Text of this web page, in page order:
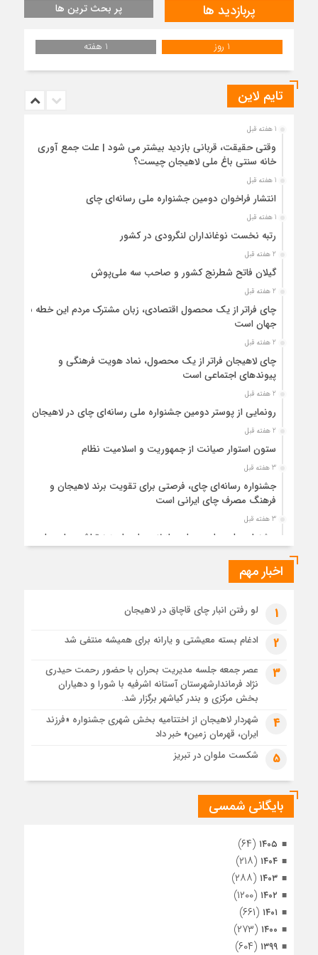
پربازدید ها پر بحث ترین ها
1 روز 1 هفته
تایم لاین
1 هفته قبل
وقتی حقیقت، قربانی بازدید بیشتر می شود | علت جمع آوری
خانه سنتی باغ ملی لاهیجان چیست؟
1 هفته قبل
انتشار فراخوان دومین جشنواره ملی رسانه‌ای چای
1 هفته قبل
رتبه نخست نوغانداران لنگرودی در کشور
2 هفته قبل
گیلان فاتح شطرنج کشور و صاحب سه ملی‌پوش
2 هفته قبل
چای فراتر از یک محصول اقتصادی، زبان مشترک مردم این خطه با
جهان است
2 هفته قبل
چای لاهیجان فراتر از یک محصول، نماد هویت فرهنگی و
پیوندهای اجتماعی است
2 هفته قبل
رونمایی از پوستر دومین جشنواره ملی رسانه‌ای چای در لاهیجان
2 هفته قبل
ستون استوار صیانت از جمهوریت و اسلامیت نظام
3 هفته قبل
جشنواره رسانه‌ای چای، فرصتی برای تقویت برند لاهیجان و
فرهنگ مصرف چای ایرانی است
3 هفته قبل
جشنواره ملی چای، حمایت از لاهیجان یا هزینه‌تراشی برای چای
3 هفته قبل
4 هفته قبل
رئوف
تصاویر هوایی مراسم تشییع پیکر مطهر آقای شهید ایران – مشهد
مراسم تشییع پیکر مطهر آقای شهید ایران – مشهد
تصاویری از تراکم جمعیت حاضر در میدان ثورهالعشرین نجف
اشرف
اخبار مهم
1 لو رفتن انبار چای قاچاق در لاهیجان
2 ادغام بسته معیشتی و یارانه برای همیشه منتفی شد
3
عصر جمعه جلسه مدیریت بحران با حضور رحمت حیدری
نژاد فرماندارشهرستان آستانه اشرفیه با شورا و دهیاران
بخش مرکزی و بندر کیاشهر برگزار شد.
4
شهردار لاهیجان از اختتامیه بخش شهری جشنواره «فرزند
ایران، قهرمان زمین» خبر داد
5 شکست ملوان در تبریز
بایگانی شمسی
۱۴۰۵ (۶۴)
۱۴۰۴ (۲۱۸)
۱۴۰۳ (۲۸۸)
۱۴۰۲ (۱۲۰۰)
۱۴۰۱ (۶۶۱)
۱۴۰۰ (۲۷۳)
۱۳۹۹ (۶۰۴)